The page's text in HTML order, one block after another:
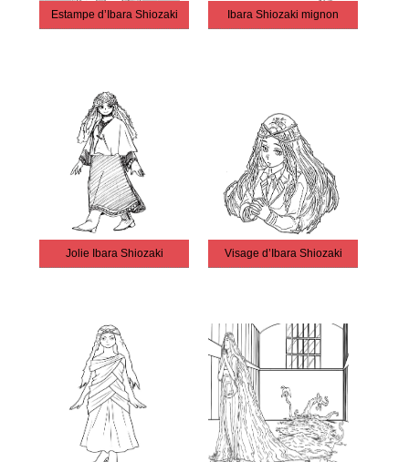
Estampe d’Ibara Shiozaki Ibara Shiozaki mignon
Jolie Ibara Shiozaki Visage d’Ibara Shiozaki